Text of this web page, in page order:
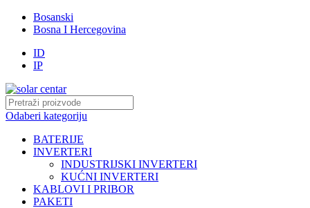
Bosanski
Bosna I Hercegovina
ID
IP
Odaberi kategoriju
BATERIJE
INVERTERI
INDUSTRIJSKI INVERTERI
KUĆNI INVERTERI
KABLOVI I PRIBOR
PAKETI